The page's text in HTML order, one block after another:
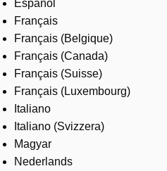
Español
Français
Français (Belgique)
Français (Canada)
Français (Suisse)
Français (Luxembourg)
Italiano
Italiano (Svizzera)
Magyar
Nederlands